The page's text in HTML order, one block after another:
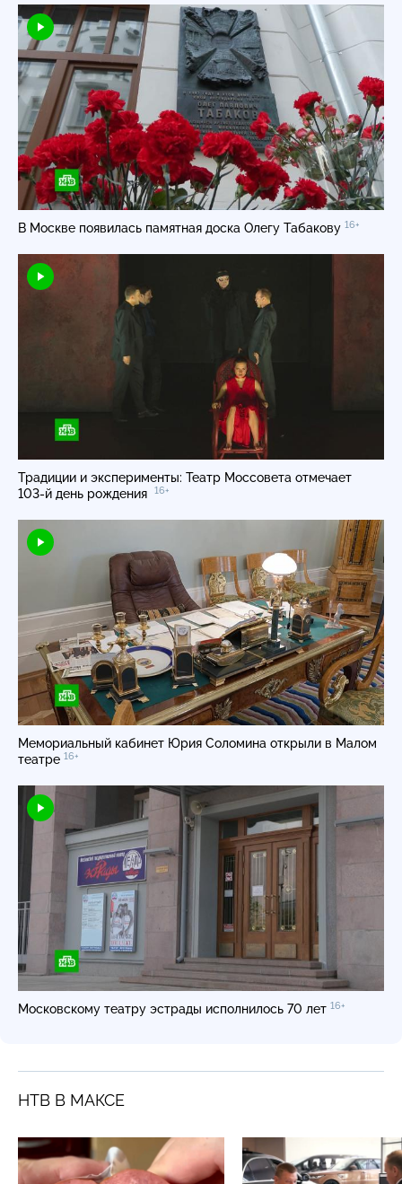
В Москве появилась памятная доска Олегу Табакову 16+
Традиции и эксперименты: Театр Моссовета отмечает
103-й день рождения 16+
Мемориальный кабинет Юрия Соломина открыли в Малом
театре 16+
Московскому театру эстрады исполнилось 70 лет 16+
НТВ В МАКСЕ